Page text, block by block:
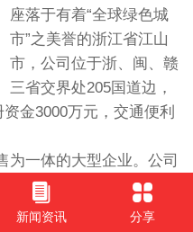
座落于有着“全球绿色城
市”之美誉的浙江省江山
市，公司位于浙、闽、赣
三省交界处205国道边，
金3000万元，交通便利
为一体的大型企业。公司
，以方便市场运营。公司
生产各类消防防护服装、
新闻资讯 分享